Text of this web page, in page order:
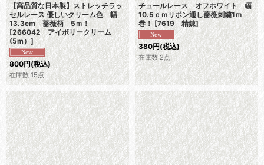
【高品質な日本製】ストレッチラッ
セルレース 優しいクリーム色 幅
13.3cm 薔薇柄 5ｍ！
[266042 アイボリークリーム
(5m）]
800円(税込)
在庫数 15点
チュールレース オフホワイト 幅
10.5ｃｍリボン通し薔薇刺繍1ｍ
巻！ [7619 精錬]
380円(税込)
在庫数 2点